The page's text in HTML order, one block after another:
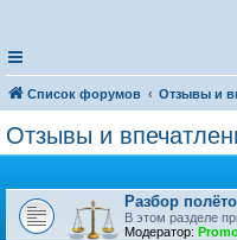
Список форумов Отзывы и
Отзывы и
Разбор
В этом разделе
Модератор: